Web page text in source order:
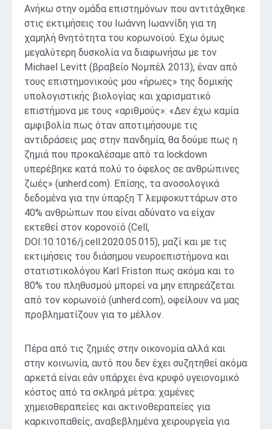
Ανήκω στην ομάδα επιστημόνων που αντιτάχθηκε
στις εκτιμήσεις του Ιωάννη Ιωαννίδη για τη
χαμηλή θνητότητα του κορωνοϊού. Εχω όμως
μεγαλύτερη δυσκολία να διαφωνήσω με τον
Michael Levitt (βραβείο Νομπέλ 2013), έναν από
τους επιστημονικούς μου «ήρωες» της δομικής
υπολογιστικής βιολογίας και χαρισματικό
επιστήμονα με τους «αριθμούς»: «Δεν έχω καμία
αμφιβολία πως όταν αποτιμήσουμε τις
αντιδράσεις μας στην πανδημία, θα δούμε πως η
ζημιά που προκαλέσαμε από τα lockdown
υπερέβηκε κατά πολύ το όφελος σε ανθρώπινες
ζωές» (unherd.com). Επίσης, τα ανοσολογικά
δεδομένα για την ύπαρξη Τ λεμφοκυττάρων στο
40% ανθρώπων που είναι αδύνατο να είχαν
εκτεθεί στον κορονοϊό (Cell,
DOI:10.1016/j.cell.2020.05.015), μαζί και με τις
εκτιμήσεις του διάσημου νευροεπιστήμονα και
στατιστικολόγου Karl Friston πως ακόμα και το
80% του πληθυσμού μπορεί να μην επηρεάζεται
από τον κορωνοϊό (unherd.com), οφείλουν να μας
προβληματίζουν για το μέλλον.
Πέρα από τις ζημιές στην οικονομία αλλά και
στην κοινωνία, αυτό που δεν έχει συζητηθεί ακόμα
αρκετά είναι εάν υπάρχει ένα κρυφό υγειονομικό
κόστος από τα σκληρά μέτρα: χαμένες
χημειοθεραπείες και ακτινοθεραπείες για
καρκινοπαθείς, αναβεβλημένα χειρουργεία για